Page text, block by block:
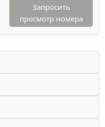
Запросить
просмотр номера